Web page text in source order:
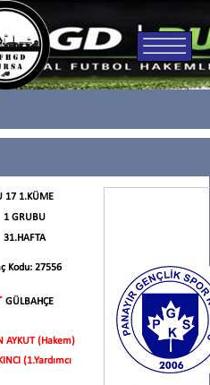
17 1.KÜME
1 GRUBU
31.HAFTA
Kodu: 27556
GÜLBAHÇE
AYKUT (Hakem)
(1.Yardımcı